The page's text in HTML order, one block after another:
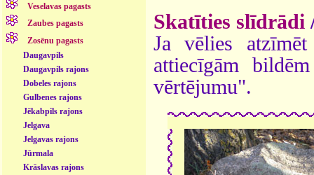
Veselavas pagasts
Zaubes pagasts
Zosēnu pagasts
Daugavpils
Daugavpils rajons
Dobeles rajons
Gulbenes rajons
Jēkabpils rajons
Jelgava
Jelgavas rajons
Jūrmala
Krāslavas rajons
Skatīties slīdrādi
Ja vēlies
attiecīgām
vērtējumu".